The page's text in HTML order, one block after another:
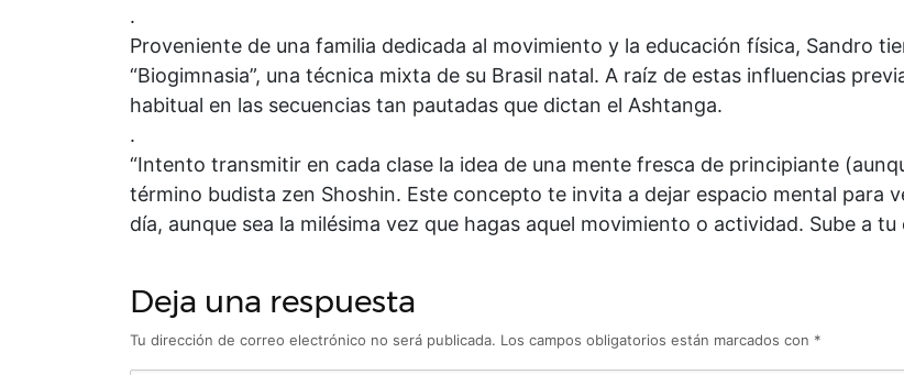
.
Proveniente de una familia dedicada al movimiento y la educación física, Sandro
“Biogimnasia”, una técnica mixta de su Brasil natal. A raíz de estas influencias
habitual en las secuencias tan pautadas que dictan el Ashtanga.
.
“Intento transmitir en cada clase la idea de una mente fresca de principiante
término budista zen Shoshin. Este concepto te invita a dejar espacio mental para
día, aunque sea la milésima vez que hagas aquel movimiento o actividad. Sube a
Deja una respuesta
Tu dirección de correo electrónico no será publicada. Los campos obligatorios están marcados con *